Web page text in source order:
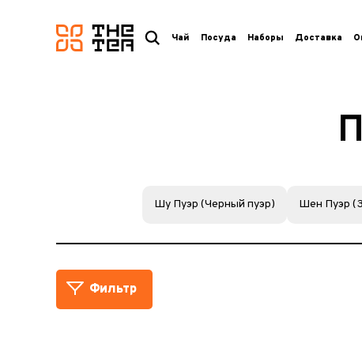
логотип
Чай Посуда Наборы Доставка
Шу Пуэр (Черный пуэр) Шен Пуэр
Фильтр